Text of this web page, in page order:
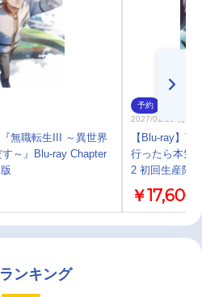
『無職転生III ～異世界
～』Blu-ray Chapter
予約
2027/01/20 発売
【Blu-ray】
行ったら本気
2 初回生産限
￥17,600
ンキング